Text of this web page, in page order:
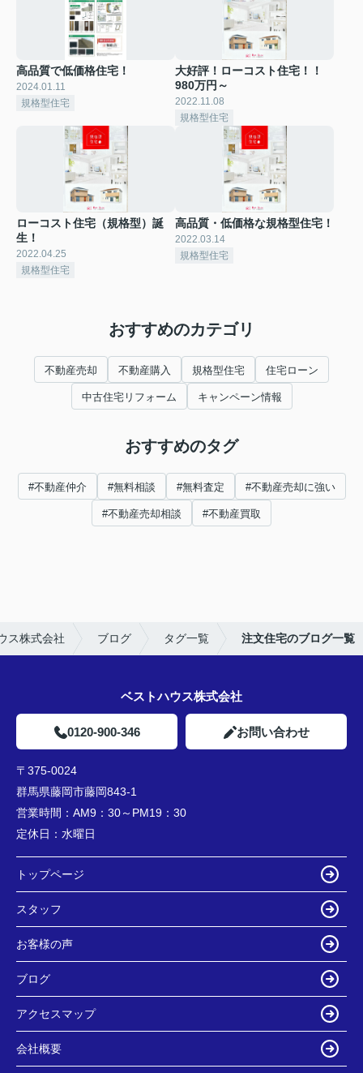
高品質で低価格住宅！
2024.01.11
規格型住宅
大好評！ローコスト住宅！！
980万円～
2022.11.08
規格型住宅
ローコスト住宅（規格型）誕
生！
2022.04.25
規格型住宅
高品質・低価格な規格型住宅！
2022.03.14
規格型住宅
おすすめのカテゴリ
不動産売却 不動産購入 規格型住宅 住宅ローン
中古住宅リフォーム キャンペーン情報
おすすめのタグ
#不動産仲介 #無料相談 #無料査定 #不動産売却に強い
#不動産売却相談 #不動産買取
ス株式会社 ブログ タグ一覧 注文住宅のブログ一覧
ベストハウス株式会社
0120-900-346 お問い合わせ
〒375-0024
群馬県藤岡市藤岡843-1
営業時間： AM9：30～PM19：30
定休日： 水曜日
トップページ
スタッフ
お客様の声
ブログ
アクセスマップ
会社概要